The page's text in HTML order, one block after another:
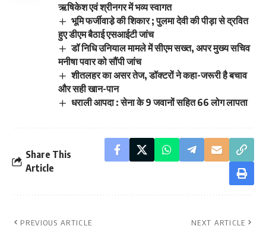
ऋषिकेश एवं श्रीनगर में भव्य स्वागत
भूमि फर्जीवाडे़ की शिकार ; पुलमा देवी की पीड़ा से द्रवित
हुए डीएम बैठाई एसआईटी जांच
डॉ निधि उनियाल मामले में सीएम सख्त, अपर मुख्य सचिव
मनीषा पवार को सौंपी जांच
शीतलहर का असर तेज, डॉक्टरों ने कहा-जरूरी है बचाव
और सही खान-पान
धराली आपदा : सेना के 9 जवानों सहित 66 लोग लापता
Share This
Article
PREVIOUS ARTICLE NEXT ARTICLE